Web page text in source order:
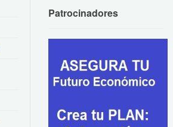
Patrocinadores